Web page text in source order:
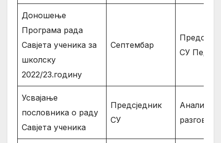
Доношење
Програма рада
Савјета ученика за
школску
2022/23.годину
Септембар
СУ
Усвајање
пословника о раду
Савјета ученика
Предсједник
СУ
Анализа,
разговор